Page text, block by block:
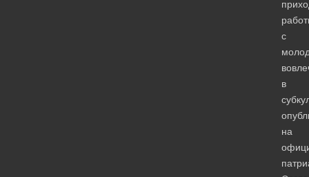
с
в
на